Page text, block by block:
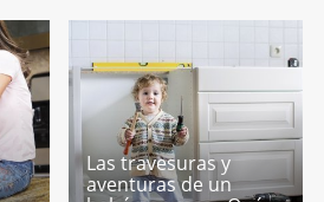
Las travesuras y
aventuras de un